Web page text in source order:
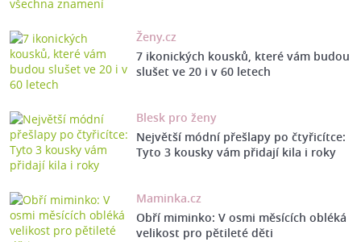
Ženy.cz
7 ikonických kousků, které vám budou
slušet ve 20 i v 60 letech
Blesk pro ženy
Největší módní přešlapy po čtyřicítce:
Tyto 3 kousky vám přidají kila i roky
Maminka.cz
Obří miminko: V osmi měsících obléká
velikost pro pětileté děti